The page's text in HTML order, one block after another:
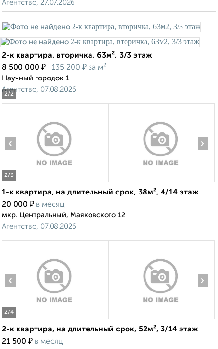
Агентство, 27.07.2026
2/2
2-к квартира, вторичка, 63м², 3/3 этаж
8 500 000 ₽ 135 200 ₽ за м²
Научный городок 1
Агентство, 07.08.2026
2/3
‹ ›
1-к квартира, на длительный срок, 38м², 4/14 этаж
20 000 ₽ в месяц
мкр. Центральный, Маяковского 12
Агентство, 07.08.2026
2/4
‹ ›
2-к квартира, на длительный срок, 52м², 3/14 этаж
21 500 ₽ в месяц